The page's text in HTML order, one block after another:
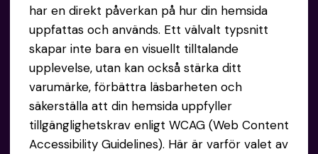
har en direkt påverkan på hur din hemsida
uppfattas och används. Ett välvalt typsnitt
skapar inte bara en visuellt tilltalande
upplevelse, utan kan också stärka ditt
varumärke, förbättra läsbarheten och
säkerställa att din hemsida uppfyller
tillgänglighetskrav enligt WCAG (Web Content
Accessibility Guidelines). Här är varför valet av